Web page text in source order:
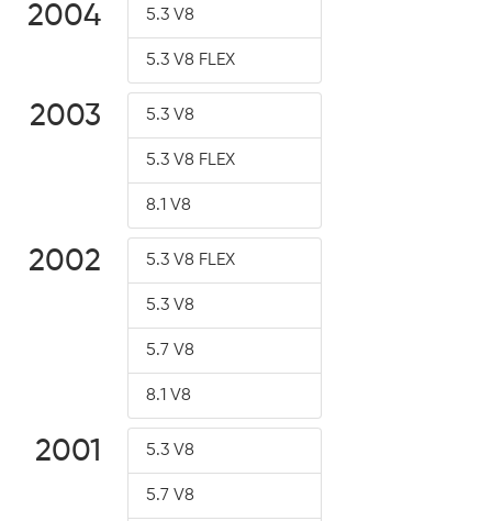
2004 5.3 V8
5.3 V8 FLEX
2003 5.3 V8
5.3 V8 FLEX
8.1 V8
2002 5.3 V8 FLEX
5.3 V8
5.7 V8
8.1 V8
2001 5.3 V8
5.7 V8